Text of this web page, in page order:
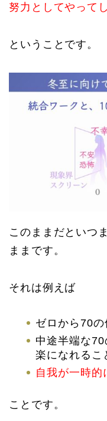
努力としてやって
ということです。
このままだといつ
ままです。
それは例えば
ゼロから70
中途半端な
楽になれるこ
自我が一時的
ことです。